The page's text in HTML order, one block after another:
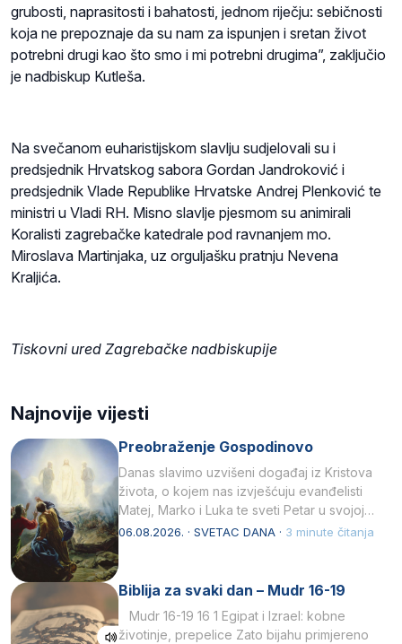
grubosti, naprasitosti i bahatosti, jednom riječju: sebičnosti
koja ne prepoznaje da su nam za ispunjen i sretan život
potrebni drugi kao što smo i mi potrebni drugima”, zaključio
je nadbiskup Kutleša.
Na svečanom euharistijskom slavlju sudjelovali su i
predsjednik Hrvatskog sabora Gordan Jandroković i
predsjednik Vlade Republike Hrvatske Andrej Plenković te
ministri u Vladi RH. Misno slavlje pjesmom su animirali
Koralisti zagrebačke katedrale pod ravnanjem mo.
Miroslava Martinjaka, uz orguljašku pratnju Nevena
Kraljića.
Tiskovni ured Zagrebačke nadbiskupije
Najnovije vijesti
Preobraženje Gospodinovo
Danas slavimo uzvišeni događaj iz Kristova
života, o kojem nas izvješćuju evanđelisti
Matej, Marko i Luka te sveti Petar u svojoj
drugoj…
06.08.2026. · SVETAC DANA · 3 minute čitanja
Biblija za svaki dan – Mudr 16-19
Mudr 16-19 16 1 Egipat i Izrael: kobne
životinje, prepelice Zato bijahu primjereno